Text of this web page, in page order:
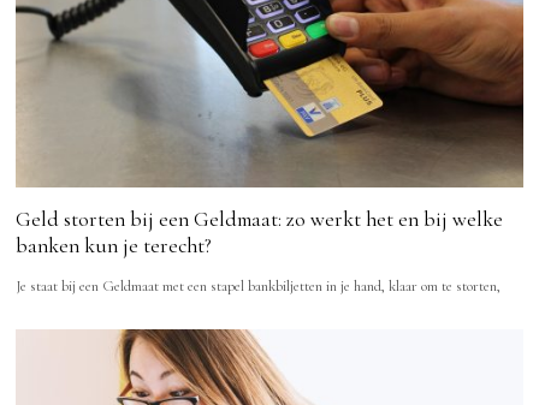
Geld storten bij een Geldmaat: zo werkt het en bij welke
banken kun je terecht?
Je staat bij een Geldmaat met een stapel bankbiljetten in je hand, klaar om te storten,